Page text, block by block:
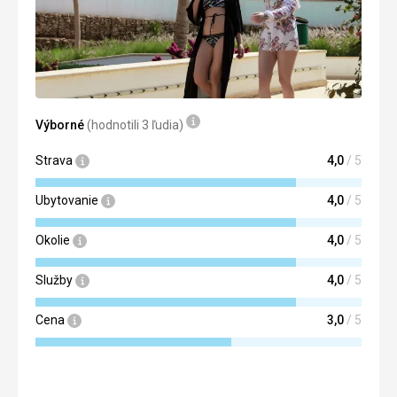
Cena 5,0/ 5
Výborné(hodnotili 3 ľudia)
Strava 4,0 / 5
Ubytovanie 4,0 / 5
Okolie 4,0 / 5
Služby 4,0 / 5
Cena 3,0 / 5